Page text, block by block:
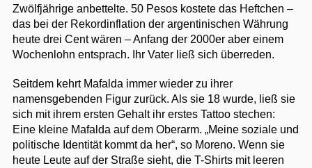
Zwölfjährige anbettelte. 50 Pesos kostete das Heftchen –
das bei der Rekordinflation der argentinischen Währung
heute drei Cent wären – Anfang der 2000er aber einem
Wochenlohn entsprach. Ihr Vater ließ sich überreden.
Seitdem kehrt Mafalda immer wieder zu ihrer
namensgebenden Figur zurück. Als sie 18 wurde, ließ sie
sich mit ihrem ersten Gehalt ihr erstes Tattoo stechen:
Eine kleine Mafalda auf dem Oberarm. „Meine soziale und
politische Identität kommt da her“, so Moreno. Wenn sie
heute Leute auf der Straße sieht, die T-Shirts mit leeren